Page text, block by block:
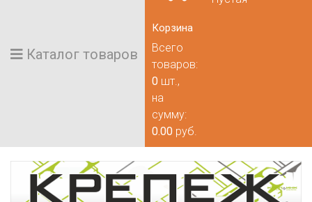
Каталог товаров
Корзина
Всего
товаров:
0 шт.,
на
сумму:
0.00 руб.